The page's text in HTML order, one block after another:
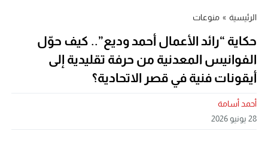
الرئيسية » منوعات
حكاية “رائد الأعمال أحمد وديع”.. كيف حوّل
الفوانيس المعدنية من حرفة تقليدية إلى
أيقونات فنية في قصر الاتحادية؟
أحمد أسامة
28 يونيو 2026